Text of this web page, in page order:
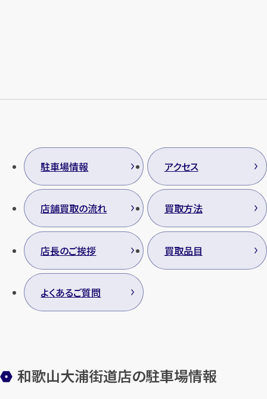
駐車場情報 アクセス
店舗買取の流れ 買取方法
店長のご挨拶 買取品目
よくあるご質問
和歌山大浦街道店の駐車場情報